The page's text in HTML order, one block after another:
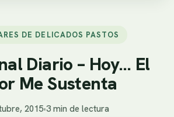
DE DELICADOS PASTOS
Diario – Hoy… El
Me Sustenta
2015•3 min de lectura